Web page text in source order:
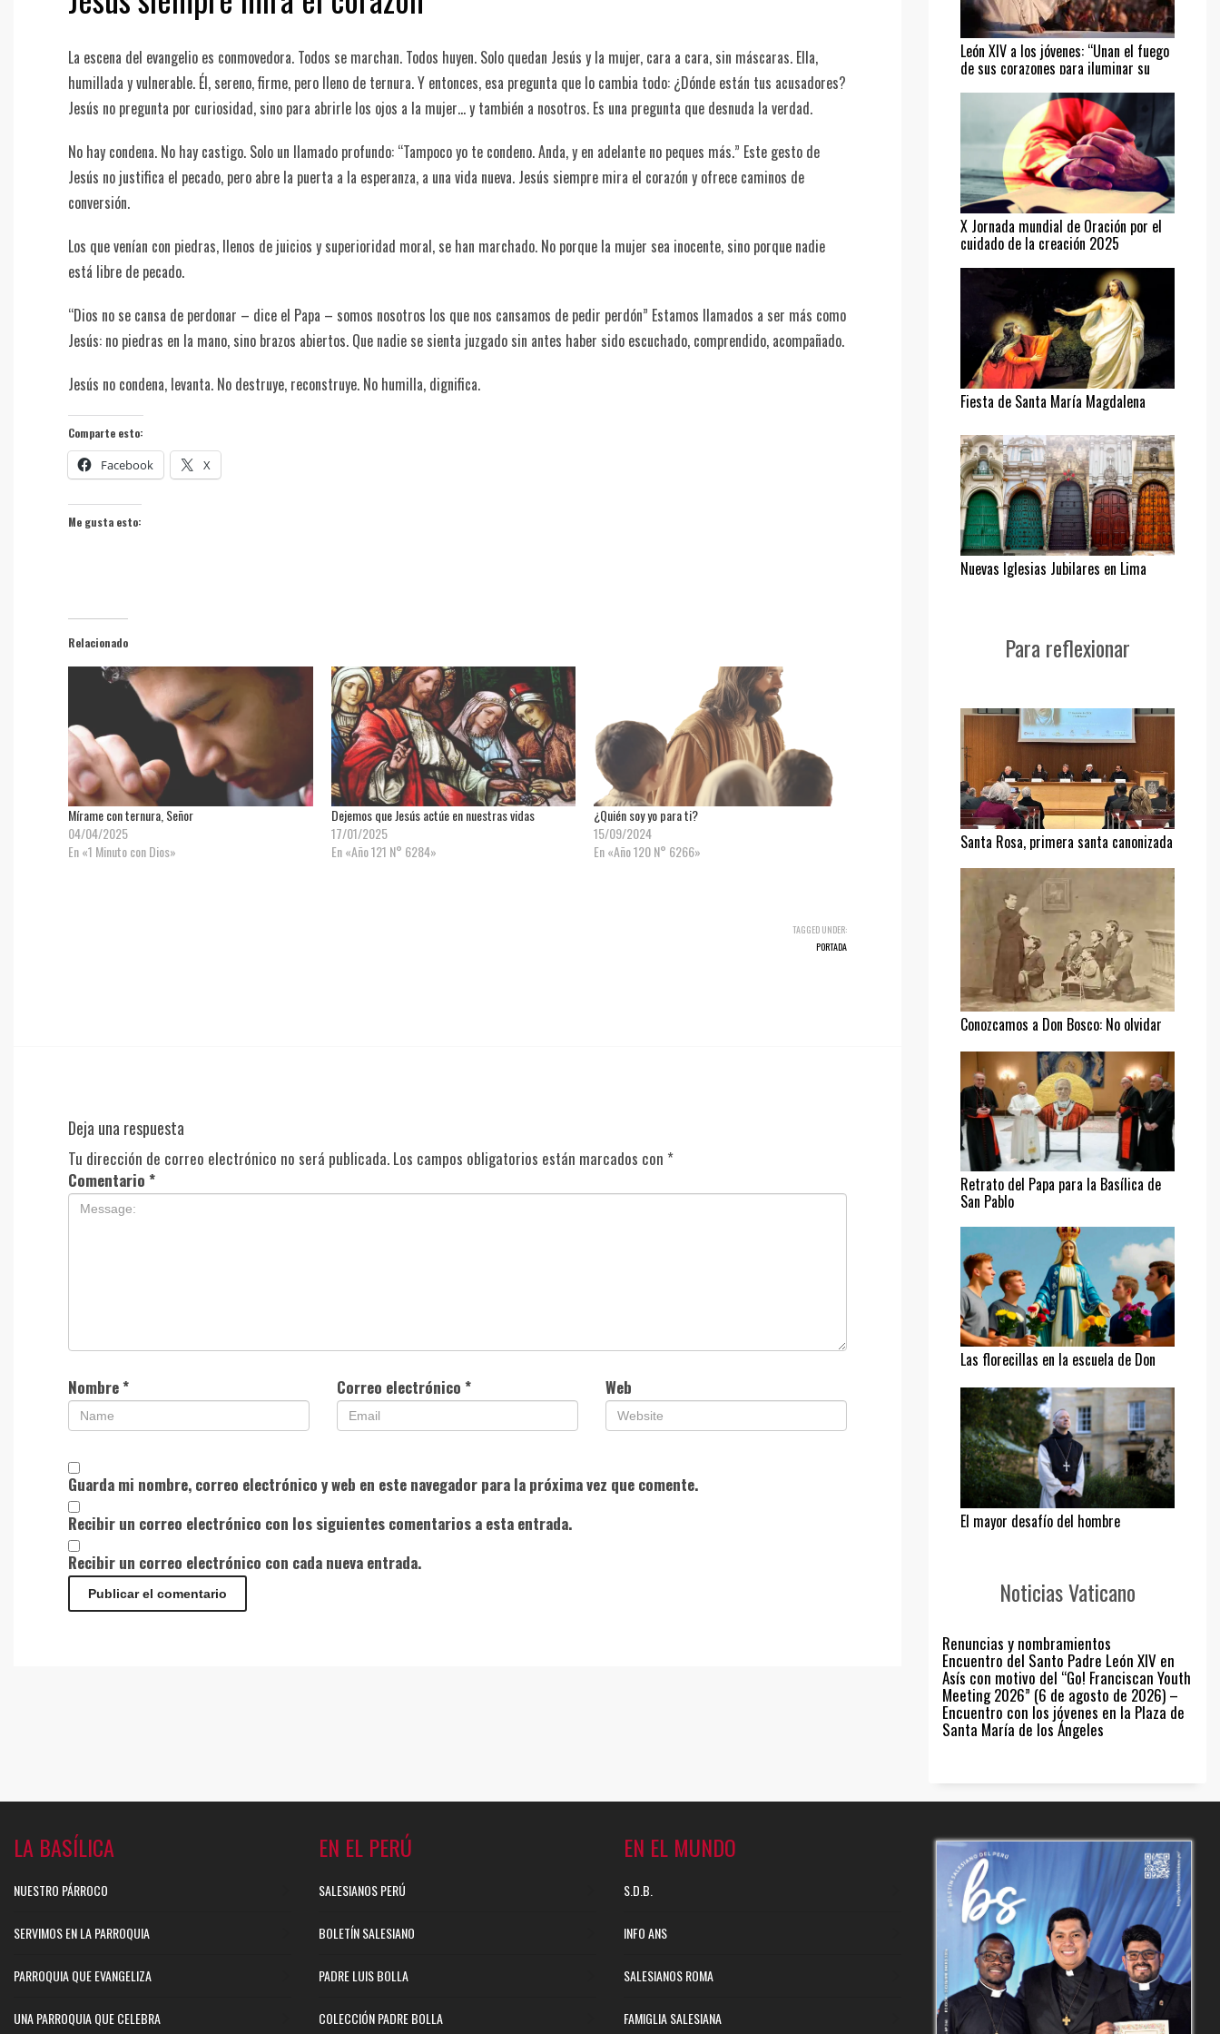
La escena del evangelio es conmovedora. Todos se marchan. Todos huyen. Solo quedan Jesús y la mujer, cara a cara, sin máscaras. Ella,
humillada y vulnerable. Él, sereno, firme, pero lleno de ternura. Y entonces, esa pregunta que lo cambia todo: ¿Dónde están tus acusadores?
Jesús no pregunta por curiosidad, sino para abrirle los ojos a la mujer… y también a nosotros. Es una pregunta que desnuda la verdad.
No hay condena. No hay castigo. Solo un llamado profundo: “Tampoco yo te condeno. Anda, y en adelante no peques más.” Este gesto de
Jesús no justifica el pecado, pero abre la puerta a la esperanza, a una vida nueva. Jesús siempre mira el corazón y ofrece caminos de
conversión.
Los que venían con piedras, llenos de juicios y superioridad moral, se han marchado. No porque la mujer sea inocente, sino porque nadie
está libre de pecado.
“Dios no se cansa de perdonar – dice el Papa – somos nosotros los que nos cansamos de pedir perdón” Estamos llamados a ser más como
Jesús: no piedras en la mano, sino brazos abiertos. Que nadie se sienta juzgado sin antes haber sido escuchado, comprendido, acompañado.
Jesús no condena, levanta. No destruye, reconstruye. No humilla, dignifica.
Comparte esto:
Facebook X
Me gusta esto:
Relacionado
Mírame con ternura, Señor
04/04/2025
En «1 Minuto con Dios»
Dejemos que Jesús actúe en nuestras vidas
17/01/2025
En «Año 121 N° 6284»
¿Quién soy yo para ti?
15/09/2024
En «Año 120 N° 6266»
TAGGED UNDER:
PORTADA
Deja una respuesta
Tu dirección de correo electrónico no será publicada. Los campos obligatorios están marcados con *
Comentario *
Nombre* Correo electrónico * Web
Guarda mi nombre, correo electrónico y web en este navegador para la próxima vez que comente.
Recibir un correo electrónico con los siguientes comentarios a esta entrada.
Recibir un correo electrónico con cada nueva entrada.
León XIV a los jóvenes: “Unan el fuego
de sus corazones para iluminar su
X Jornada mundial de Oración por el
cuidado de la creación 2025
Fiesta de Santa María Magdalena
Nuevas Iglesias Jubilares en Lima
Para reflexionar
Santa Rosa, primera santa canonizada
Conozcamos a Don Bosco: No olvidar
Retrato del Papa para la Basílica de
San Pablo
Las florecillas en la escuela de Don
El mayor desafío del hombre
Noticias Vaticano
Renuncias y nombramientos
Encuentro del Santo Padre León XIV en
Asís con motivo del “Go! Franciscan Youth
Meeting 2026” (6 de agosto de 2026) –
Encuentro con los jóvenes en la Plaza de
Santa María de los Ángeles
LA BASÍLICA
NUESTRO PÁRROCO
SERVIMOS EN LA PARROQUIA
PARROQUIA QUE EVANGELIZA
UNA PARROQUIA QUE CELEBRA
EN EL PERÚ
SALESIANOS PERÚ
BOLETÍN SALESIANO
PADRE LUIS BOLLA
COLECCIÓN PADRE BOLLA
EN EL MUNDO
S.D.B.
INFO ANS
SALESIANOS ROMA
FAMIGLIA SALESIANA